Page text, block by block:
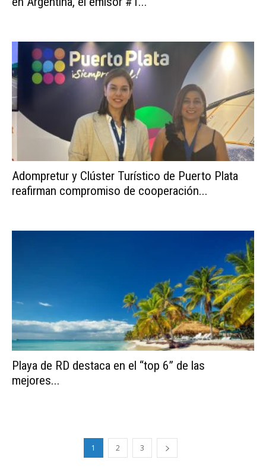
Adompretur y Clúster Turístico de Puerto Plata
reafirman compromiso de cooperación...
Playa de RD destaca en el “top 6” de las
mejores...
1 2 3